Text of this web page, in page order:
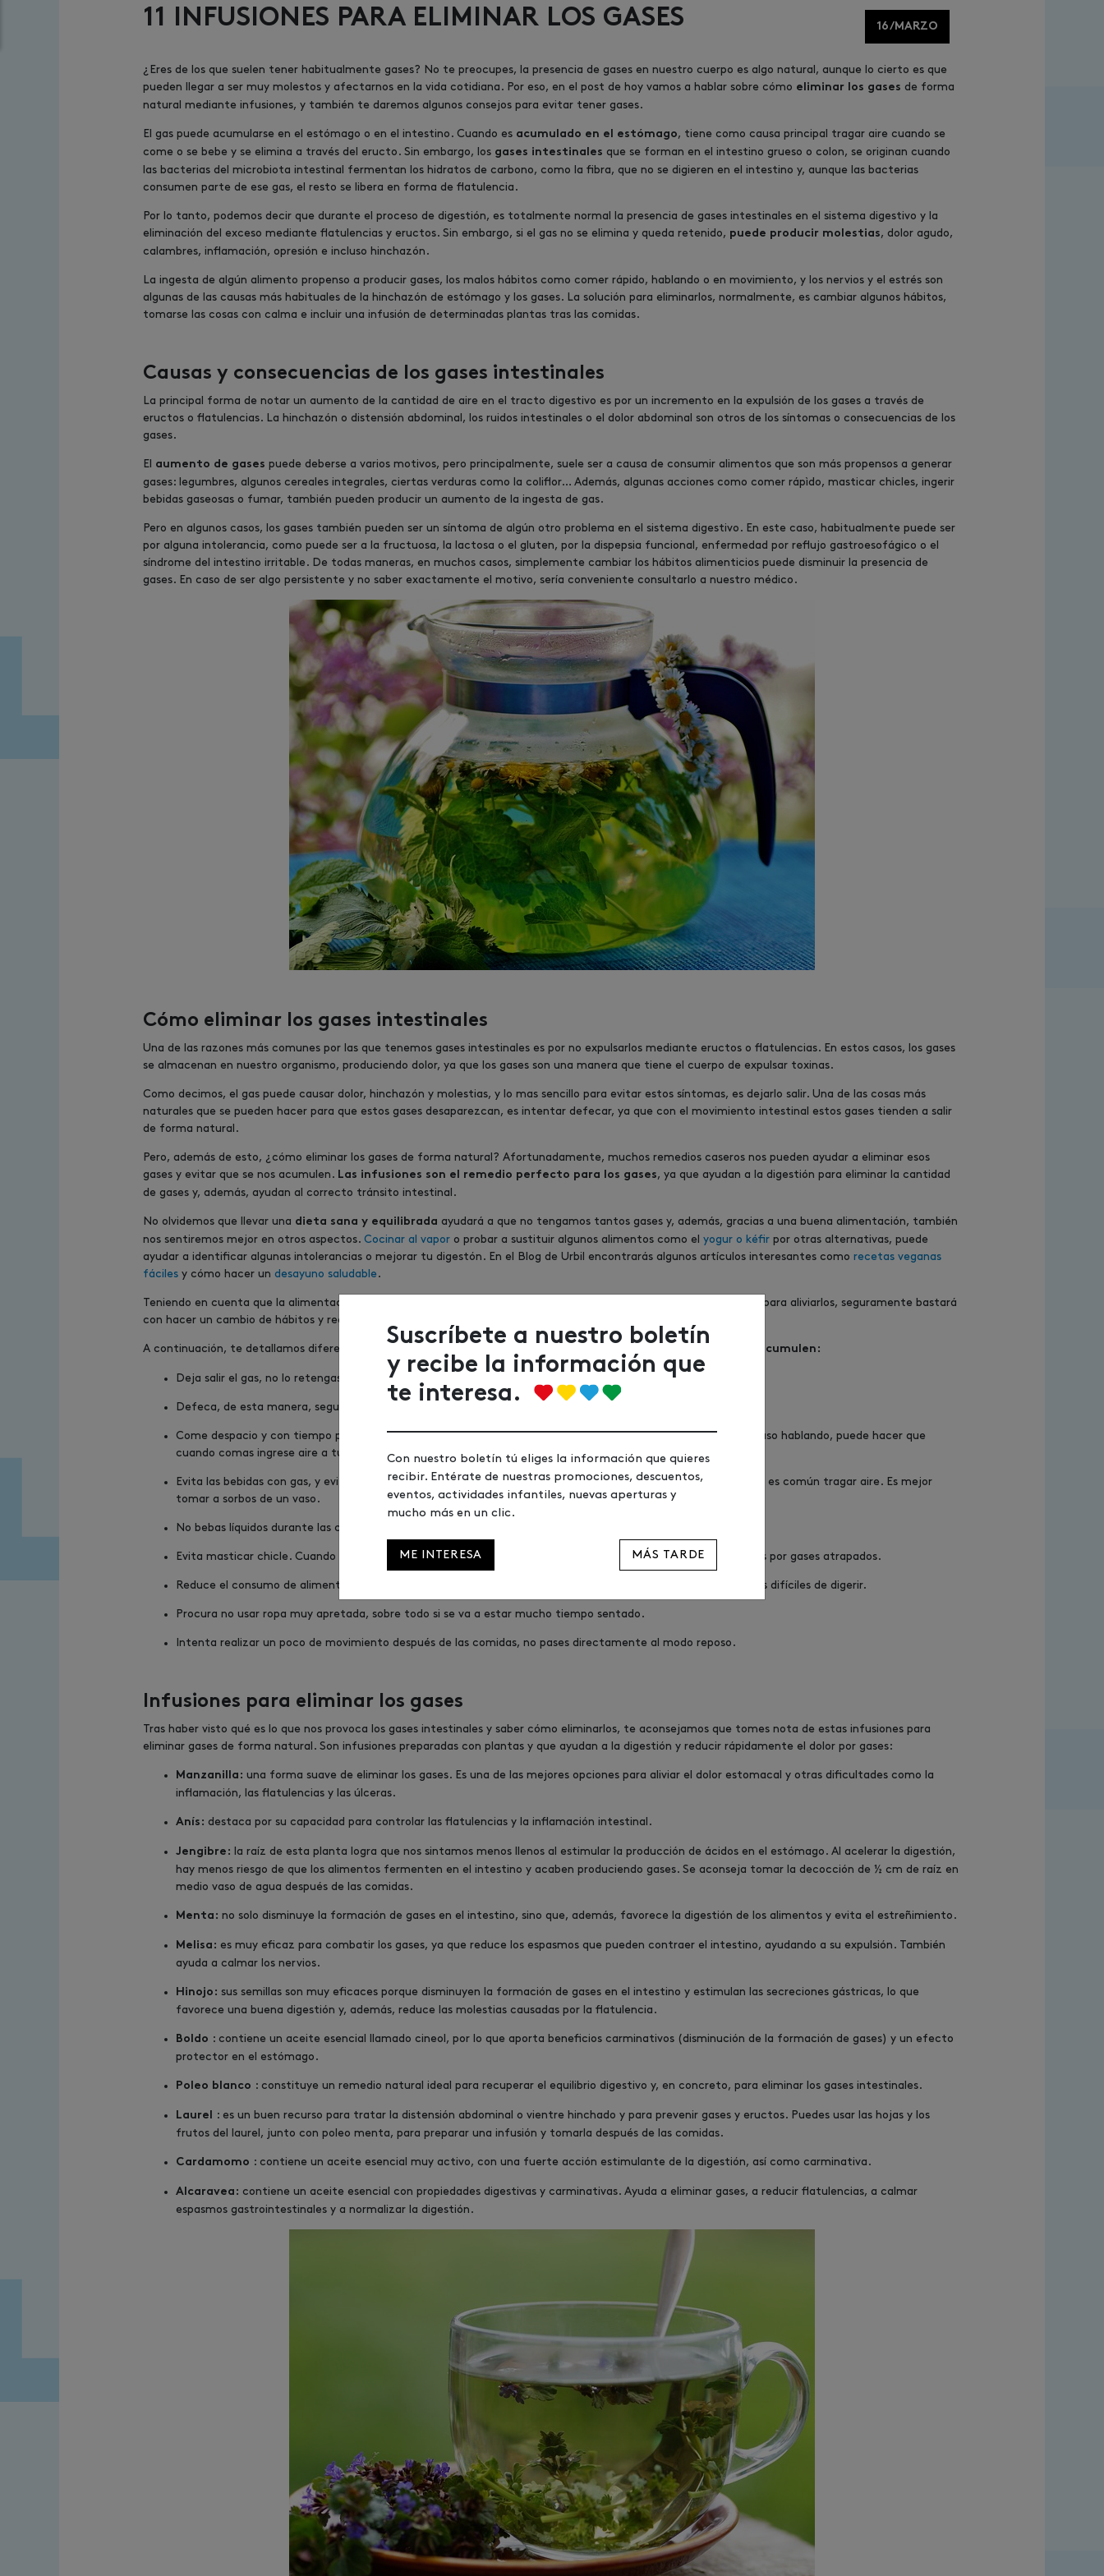
11 INFUSIONES PARA ELIMINAR LOS GASES 16/MARZO
¿Eres de los que suelen tener habitualmente gases? No te preocupes, la presencia de gases en nuestro cuerpo es algo natural, aunque lo cierto es que
pueden llegar a ser muy molestos y afectarnos en la vida cotidiana. Por eso, en el post de hoy vamos a hablar sobre cómo eliminar los gases de forma
natural mediante infusiones, y también te daremos algunos consejos para evitar tener gases.
El gas puede acumularse en el estómago o en el intestino. Cuando es acumulado en el estómago, tiene como causa principal tragar aire cuando se
come o se bebe y se elimina a través del eructo. Sin embargo, los gases intestinales que se forman en el intestino grueso o colon, se originan cuando
las bacterias del microbiota intestinal fermentan los hidratos de carbono, como la fibra, que no se digieren en el intestino y, aunque las bacterias
consumen parte de ese gas, el resto se libera en forma de flatulencia.
Por lo tanto, podemos decir que durante el proceso de digestión, es totalmente normal la presencia de gases intestinales en el sistema digestivo y la
eliminación del exceso mediante flatulencias y eructos. Sin embargo, si el gas no se elimina y queda retenido, puede producir molestias, dolor agudo,
calambres, inflamación, opresión e incluso hinchazón.
La ingesta de algún alimento propenso a producir gases, los malos hábitos como comer rápido, hablando o en movimiento, y los nervios y el estrés son
algunas de las causas más habituales de la hinchazón de estómago y los gases. La solución para eliminarlos, normalmente, es cambiar algunos hábitos,
tomarse las cosas con calma e incluir una infusión de determinadas plantas tras las comidas.
Causas y consecuencias de los gases intestinales
La principal forma de notar un aumento de la cantidad de aire en el tracto digestivo es por un incremento en la expulsión de los gases a través de
eructos o flatulencias. La hinchazón o distensión abdominal, los ruidos intestinales o el dolor abdominal son otros de los síntomas o consecuencias de los
gases.
El aumento de gases puede deberse a varios motivos, pero principalmente, suele ser a causa de consumir alimentos que son más propensos a generar
gases: legumbres, algunos cereales integrales, ciertas verduras como la coliflor… Además, algunas acciones como comer rápìdo, masticar chicles, ingerir
bebidas gaseosas o fumar, también pueden producir un aumento de la ingesta de gas.
Pero en algunos casos, los gases también pueden ser un síntoma de algún otro problema en el sistema digestivo. En este caso, habitualmente puede ser
por alguna intolerancia, como puede ser a la fructuosa, la lactosa o el gluten, por la dispepsia funcional, enfermedad por reflujo gastroesofágico o el
síndrome del intestino irritable. De todas maneras, en muchos casos, simplemente cambiar los hábitos alimenticios puede disminuir la presencia de
gases. En caso de ser algo persistente y no saber exactamente el motivo, sería conveniente consultarlo a nuestro médico.
Cómo eliminar los gases intestinales
Una de las razones más comunes por las que tenemos gases intestinales es por no expulsarlos mediante eructos o flatulencias. En estos casos, los gases
se almacenan en nuestro organismo, produciendo dolor, ya que los gases son una manera que tiene el cuerpo de expulsar toxinas.
Como decimos, el gas puede causar dolor, hinchazón y molestias, y lo mas sencillo para evitar estos síntomas, es dejarlo salir. Una de las cosas más
naturales que se pueden hacer para que estos gases desaparezcan, es intentar defecar, ya que con el movimiento intestinal estos gases tienden a salir
de forma natural.
Pero, además de esto, ¿cómo eliminar los gases de forma natural? Afortunadamente, muchos remedios caseros nos pueden ayudar a eliminar esos
gases y evitar que se nos acumulen. Las infusiones son el remedio perfecto para los gases, ya que ayudan a la digestión para eliminar la cantidad
de gases y, además, ayudan al correcto tránsito intestinal.
No olvidemos que llevar una dieta sana y equilibrada ayudará a que no tengamos tantos gases y, además, gracias a una buena alimentación, también
nos sentiremos mejor en otros aspectos. Cocinar al vapor o probar a sustituir algunos alimentos como el yogur o kéfir por otras alternativas, puede
ayudar a identificar algunas intolerancias o mejorar tu digestón. En el Blog de Urbil encontrarás algunos artículos interesantes como recetas veganas
fáciles y cómo hacer un desayuno saludable .
Teniendo en cuenta que la alimentación tiene un importante papel en cuanto a la formación de gases intestinales, para aliviarlos, seguramente bastará
con hacer un cambio de hábitos y realizar algunos cambios en la dieta.
A continuación, te detallamos diferentes remedios caseros para eliminar los gases y para evitar que se nos acumulen:
Deja salir el gas, no lo retengas porque eso puede causar hinchazón, molestias y dolor.
Defeca, de esta manera, seguramente se liberará cualquier gas atrapado en los intestinos.
Come despacio y con tiempo para masticar bien los alimentos. Comer demasiado rápido o moviéndote, e incluso hablando, puede hacer que
cuando comas ingrese aire a tu cuerpo, lo que provoca dolor relacionado con los gases.
Evita las bebidas con gas, y evita beber con pajita o beber directamente de la botella, ya que de estas formas es común tragar aire. Es mejor
tomar a sorbos de un vaso.
No bebas líquidos durante las comidas o bebe poca cantidad.
Evita masticar chicle. Cuando masticas chicle, tiendes a tragar aire, lo que aumenta la probabilidad de dolores por gases atrapados.
Reduce el consumo de alimentos con alto contenido en carbohidratos, ya que son los que pueden resultar más difíciles de digerir.
Procura no usar ropa muy apretada, sobre todo si se va a estar mucho tiempo sentado.
Intenta realizar un poco de movimiento después de las comidas, no pases directamente al modo reposo.
Infusiones para eliminar los gases
Tras haber visto qué es lo que nos provoca los gases intestinales y saber cómo eliminarlos, te aconsejamos que tomes nota de estas infusiones para
eliminar gases de forma natural. Son infusiones preparadas con plantas y que ayudan a la digestión y reducir rápidamente el dolor por gases:
Manzanilla: una forma suave de eliminar los gases. Es una de las mejores opciones para aliviar el dolor estomacal y otras dificultades como la
inflamación, las flatulencias y las úlceras.
Anís: destaca por su capacidad para controlar las flatulencias y la inflamación intestinal.
Jengibre: la raíz de esta planta logra que nos sintamos menos llenos al estimular la producción de ácidos en el estómago. Al acelerar la digestión,
hay menos riesgo de que los alimentos fermenten en el intestino y acaben produciendo gases. Se aconseja tomar la decocción de ½ cm de raíz en
medio vaso de agua después de las comidas.
Menta: no solo disminuye la formación de gases en el intestino, sino que, además, favorece la digestión de los alimentos y evita el estreñimiento.
Melisa: es muy eficaz para combatir los gases, ya que reduce los espasmos que pueden contraer el intestino, ayudando a su expulsión. También
ayuda a calmar los nervios.
Hinojo: sus semillas son muy eficaces porque disminuyen la formación de gases en el intestino y estimulan las secreciones gástricas, lo que
favorece una buena digestión y, además, reduce las molestias causadas por la flatulencia.
Boldo : contiene un aceite esencial llamado cineol, por lo que aporta beneficios carminativos (disminución de la formación de gases) y un efecto
protector en el estómago.
Poleo blanco : constituye un remedio natural ideal para recuperar el equilibrio digestivo y, en concreto, para eliminar los gases intestinales.
Laurel
: es un buen recurso para tratar la distensión abdominal o vientre hinchado y para prevenir gases y eructos. Puedes usar las hojas y los
frutos del laurel, junto con poleo menta, para preparar una infusión y tomarla después de las comidas.
Cardamomo : contiene un aceite esencial muy activo, con una fuerte acción estimulante de la digestión, así como carminativa.
Alcaravea: contiene un aceite esencial con propiedades digestivas y carminativas. Ayuda a eliminar gases, a reducir flatulencias, a calmar
espasmos gastrointestinales y a normalizar la digestión.
Suscríbete a nuestro boletín
y recibe la información que
te interesa.
Con nuestro boletín tú eliges la información que quieres
recibir. Entérate de nuestras promociones, descuentos,
eventos, actividades infantiles, nuevas aperturas y
mucho más en un clic.
ME INTERESA MÁS TARDE